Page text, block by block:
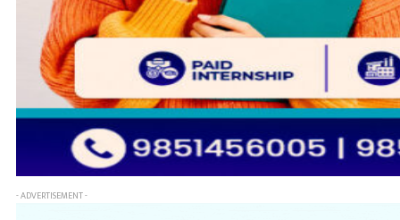
- ADVERTISEMENT -